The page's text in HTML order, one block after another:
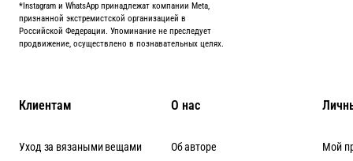
*Instagram и WhatsApp принадлежат компании Meta,
признанной экстремистской организацией в
Российской Федерации. Упоминание не преследует
продвижение, осуществлено в познавательных целях.
Клиентам
Уход за вязаными вещами
О нас
Об авторе Мой